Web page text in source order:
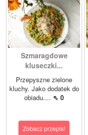
Szmaragdowe
kluseczki...
Przepyszne zielone
kluchy. Jako dodatek do
obiadu.... ⇖ 0
Zobacz przepis!